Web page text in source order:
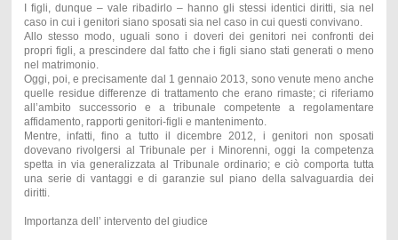
I figli, dunque – vale ribadirlo – hanno gli stessi identici diritti, sia nel
caso in cui i genitori siano sposati sia nel caso in cui questi convivano.
Allo stesso modo, uguali sono i doveri dei genitori nei confronti dei
propri figli, a prescindere dal fatto che i figli siano stati generati o meno
nel matrimonio.
Oggi, poi, e precisamente dal 1 gennaio 2013, sono venute meno anche
quelle residue differenze di trattamento che erano rimaste; ci riferiamo
all’ambito successorio e a tribunale competente a regolamentare
affidamento, rapporti genitori-figli e mantenimento.
Mentre, infatti, fino a tutto il dicembre 2012, i genitori non sposati
dovevano rivolgersi al Tribunale per i Minorenni, oggi la competenza
spetta in via generalizzata al Tribunale ordinario; e ciò comporta tutta
una serie di vantaggi e di garanzie sul piano della salvaguardia dei
diritti.
Importanza dell’ intervento del giudice